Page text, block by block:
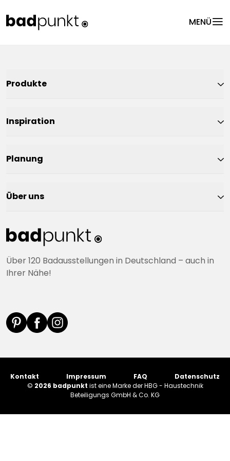
MENÜmenu
Über 120 Badausstellungen in Deutschland – auch in
Ihrer Nähe!
Produkte
Inspiration
Planung
Über uns
© 2026 badpunkt ist eine Marke der HBG - Haustechnik
Beteiligungs GmbH & Co. KG
Kontakt Impressum FAQ Datenschutz